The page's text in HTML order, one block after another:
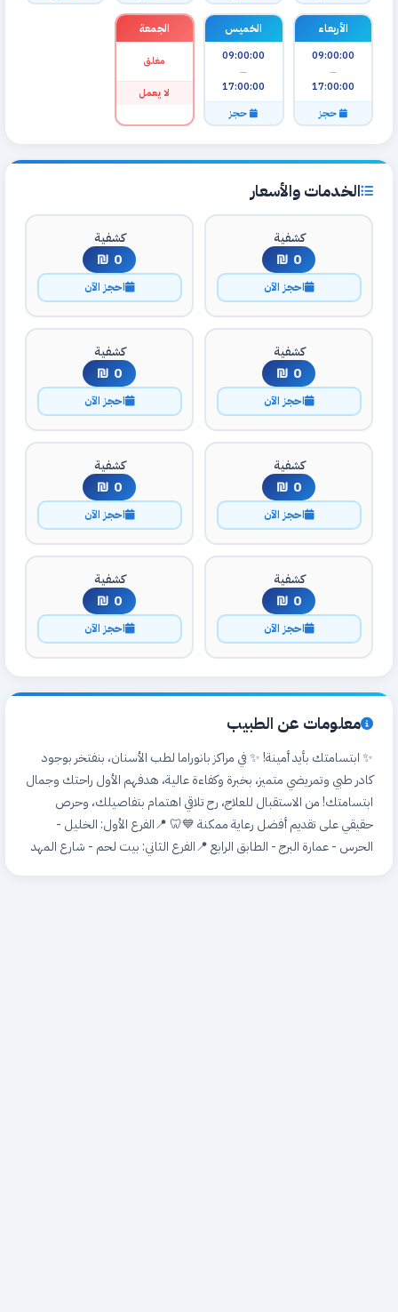
الأربعاء
09:00:00
—
17:00:00
حجز
الخميس
09:00:00
—
17:00:00
حجز
الجمعة
مغلق
لا يعمل
الخدمات والأسعار
كشفية
0 ₪
احجز الآن
كشفية
0 ₪
احجز الآن
كشفية
0 ₪
احجز الآن
كشفية
0 ₪
احجز الآن
كشفية
0 ₪
احجز الآن
كشفية
0 ₪
احجز الآن
كشفية
0 ₪
احجز الآن
كشفية
0 ₪
احجز الآن
معلومات عن الطبيب
✨ ابتسامتك بأيد أمينة! ✨ في مراكز بانوراما لطب الأسنان، بنفتخر بوجود
كادر طبي وتمريضي متميز، بخبرة وكفاءة عالية، هدفهم الأول راحتك وجمال
ابتسامتك! من الاستقبال للعلاج، رح تلاقي اهتمام بتفاصيلك، وحرص
حقيقي على تقديم أفضل رعاية ممكنة 💙🦷 📍الفرع الأول: الخليل -
الحرس - عمارة البرج - الطابق الرابع 📍الفرع الثاني: بيت لحم - شارع المهد